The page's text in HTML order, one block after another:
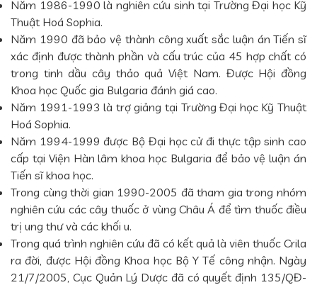
Năm 1986-1990 là nghiên cứu sinh tại Trường Đại học Kỹ
Thuật Hoá Sophia.
Năm 1990 đã bảo vệ thành công xuất sắc luận án Tiến sĩ
xác định được thành phần và cấu trúc của 45 hợp chất có
trong tinh dầu cây thảo quả Việt Nam. Được Hội đồng
Khoa học Quốc gia Bulgaria đánh giá cao.
Năm 1991-1993 là trợ giảng tại Trường Đại học Kỹ Thuật
Hoá Sophia.
Năm 1994-1999 được Bộ Đại học cử đi thực tập sinh cao
cấp tại Viện Hàn lâm khoa học Bulgaria để bảo vệ luận án
Tiến sĩ khoa học.
Trong cùng thời gian 1990-2005 đã tham gia trong nhóm
nghiên cứu các cây thuốc ở vùng Châu Á để tìm thuốc điều
trị ung thư và các khối u.
Trong quá trình nghiên cứu đã có kết quả là viên thuốc Crila
ra đời, được Hội đồng Khoa học Bộ Y Tế công nhận. Ngày
21/7/2005, Cục Quản Lý Dược đã có quyết định 135/QĐ-